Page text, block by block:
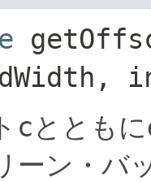
c ととも
ーン・バ